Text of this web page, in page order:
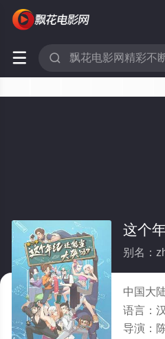
 
中国大
语言：
导演：